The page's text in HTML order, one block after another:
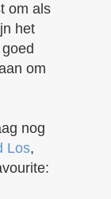
om als
het
om
nog
Los,